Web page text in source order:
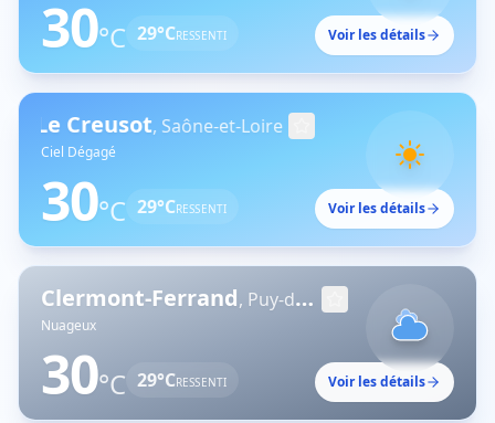
30°C 29°CRESSENTI Voir les détails
,Saône-et-Loire
Ciel Dégagé
30°C 29°CRESSENTI Voir les détails
Clermont-Ferrand, Puy-de-Dôme
Nuageux
30°C 29°CRESSENTI Voir les détails